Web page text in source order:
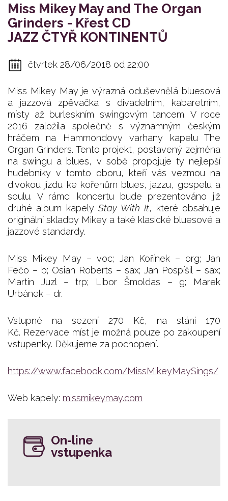
Miss Mikey May and The Organ
Grinders - Křest CD
JAZZ ČTYŘ KONTINENTŮ
čtvrtek 28/06/2018 od 22:00
Miss Mikey May je výrazná oduševnělá bluesová
a jazzová zpěvačka s divadelním, kabaretním,
místy až burleskním swingovým tancem. V roce
2016 založila společně s významným českým
hráčem na Hammondovy varhany kapelu The
Organ Grinders. Tento projekt, postavený zejména
na swingu a blues, v sobě propojuje ty nejlepší
hudebníky v tomto oboru, kteří vás vezmou na
divokou jízdu ke kořenům blues, jazzu, gospelu a
soulu. V rámci koncertu bude prezentováno již
druhé album kapelyStay With It, které obsahuje
originální skladby Mikey a také klasické bluesové a
jazzové standardy.
Miss Mikey May – voc; Jan Kořínek – org; Jan
Fečo – b; Osian Roberts – sax; Jan Pospíšil – sax;
Martin Juzl – trp; Libor Šmoldas – g; Marek
Urbánek – dr.
Vstupné na sezení 270 Kč, na stání 170
Kč. Rezervace míst je možná pouze po zakoupení
vstupenky. Děkujeme za pochopení.
https://www.facebook.com/MissMikeyMaySings/
Web kapely: missmikeymay.com
On-line
vstupenka